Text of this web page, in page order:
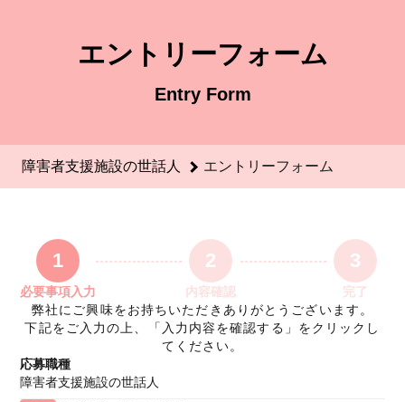
エントリーフォーム
Entry Form
障害者支援施設の世話人 エントリーフォーム
1
必要事項入力
2
内容確認
3
完了
弊社にご興味をお持ちいただきありがとうございます。
下記をご入力の上、「入力内容を確認する」をクリックし
てください。
応募職種
障害者支援施設の世話人